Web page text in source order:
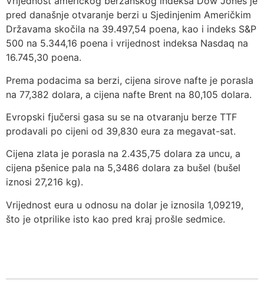
pred današnje otvaranje berzi u Sjedinjenim Američkim
Državama skočila na 39.497,54 poena, kao i indeks S&P
500 na 5.344,16 poena i vrijednost indeksa Nasdaq na
16.745,30 poena.
Prema podacima sa berzi, cijena sirove nafte je porasla
na 77,382 dolara, a cijena nafte Brent na 80,105 dolara.
Evropski fjučersi gasa su se na otvaranju berze TTF
prodavali po cijeni od 39,830 eura za megavat-sat.
Cijena zlata je porasla na 2.435,75 dolara za uncu, a
cijena pšenice pala na 5,3486 dolara za bušel (bušel
iznosi 27,216 kg).
Vrijednost eura u odnosu na dolar je iznosila 1,09219,
što je otprilike isto kao pred kraj prošle sedmice.